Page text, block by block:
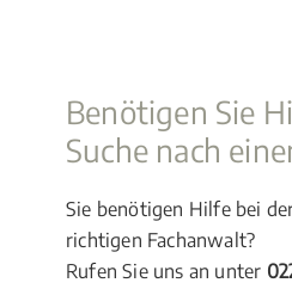
Benötigen Sie
Suche nach
Sie benötigen Hilfe bei
richtigen Fachanwalt?
Rufen Sie uns an unter